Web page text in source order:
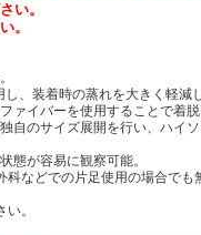
い。
。
、装着時の蒸れを大きく軽減
ァイバーを使用することで着
自のサイズ展開を行い、ハイ
態が容易に観察可能。
などでの片足使用の場合で
。